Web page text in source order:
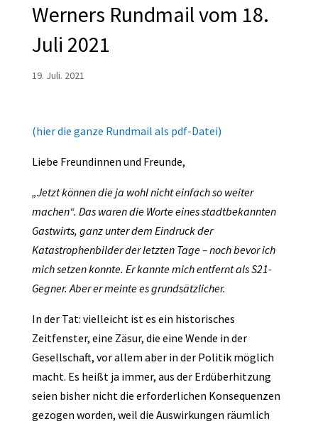
Werners Rundmail vom 18.
Juli 2021
19. Juli. 2021
(hier die ganze Rundmail als pdf-Datei)
Liebe Freundinnen und Freunde,
„Jetzt können die ja wohl nicht einfach so weiter
machen“. Das waren die Worte eines stadtbekannten
Gastwirts, ganz unter dem Eindruck der
Katastrophenbilder der letzten Tage – noch bevor ich
mich setzen konnte. Er kannte mich entfernt als S21-
Gegner. Aber er meinte es grundsätzlicher.
In der Tat: vielleicht ist es ein historisches
Zeitfenster, eine Zäsur, die eine Wende in der
Gesellschaft, vor allem aber in der Politik möglich
macht. Es heißt ja immer, aus der Erdüberhitzung
seien bisher nicht die erforderlichen Konsequenzen
gezogen worden, weil die Auswirkungen räumlich